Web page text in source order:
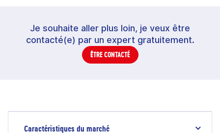
Je souhaite aller plus loin, je veux être
contacté(e) par un expert gratuitement.
ÊTRE CONTACTÉ
Caractéristiques du marché